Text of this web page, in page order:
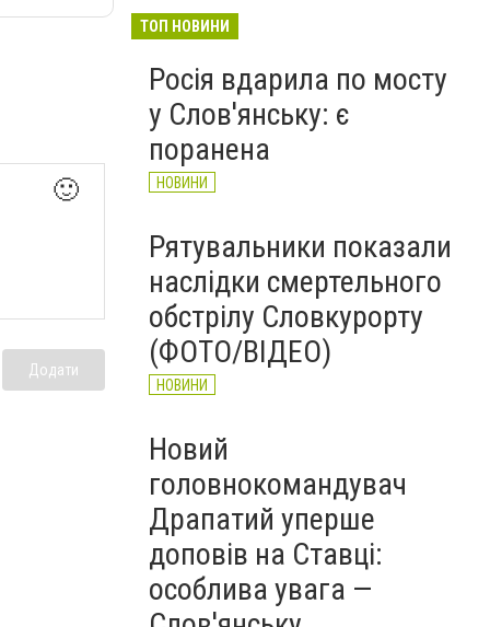
🙂
Додати
великої війни: 6 серпня
ТОП НОВИНИ
Росія вдарила по мосту
у Слов'янську: є
поранена
НОВИНИ
Рятувальники показали
наслідки смертельного
обстрілу Словкурорту
(ФОТО/ВІДЕО)
НОВИНИ
Новий
головнокомандувач
Драпатий уперше
доповів на Ставці:
особлива увага —